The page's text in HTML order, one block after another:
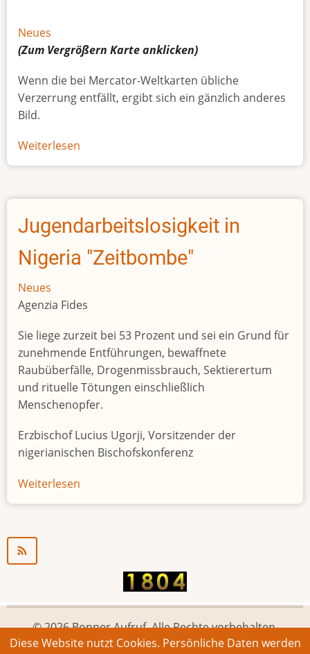
Neues
(Zum Vergrößern Karteanklicken)
Wenn die bei Mercator-Weltkarten übliche
Verzerrung entfällt, ergibt sich ein gänzlich anderes
Bild.
Weiterlesen
Afrikas
Größe
Jugendarbeitslosigkeit in
Nigeria "Zeitbombe"
Neues
Agenzia Fides
Sie liege zurzeit bei 53 Prozent und sei ein Grund für
zunehmende Entführungen, bewaffnete
Raubüberfälle, Drogenmissbrauch, Sektierertum
und rituelle Tötungen einschließlich
Menschenopfer.
Erzbischof Lucius Ugorji, Vorsitzender der
nigerianischen Bischofskonferenz
Weiterlesen
Jugendarbeitslosigkeit
© 2026 Bonner Aufruf. Alle Rechte vorbehalten.
Diese Website nutzt Cookies. Persönliche Daten werden